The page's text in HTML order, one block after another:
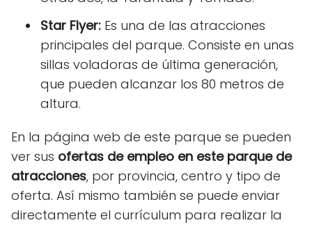
Star Flyer: Es una de las atracciones
principales del parque. Consiste en unas
sillas voladoras de última generación,
que pueden alcanzar los 80 metros de
altura.
En la página web de este parque se pueden
ver sus ofertas de empleo en este parque de
atracciones, por provincia, centro y tipo de
oferta. Así mismo también se puede enviar
directamente el currículum para realizar la